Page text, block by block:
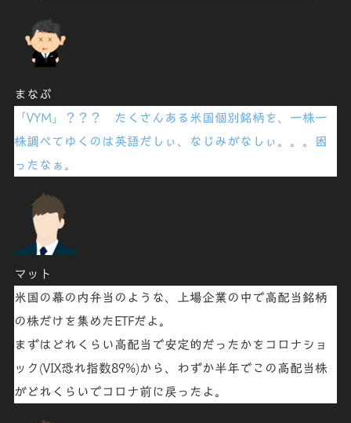
まなぶ
「 VYM 」？？？ たくさんある米国個別銘柄を、一株一
株調べてゆくのは英語だしぃ、なじみがなしぃ。。。困
ったなぁ。
マット
米国の幕の内弁当のような、上場企業の中で高配当銘柄
の株だけを集めたETFだよ。
まずはどれくらい高配当で安定的だったかを コロナショ
ック (VIX恐れ指数89%)から、わずか半年でこの高配当株
がどれくらいでコロナ前に戻ったよ。